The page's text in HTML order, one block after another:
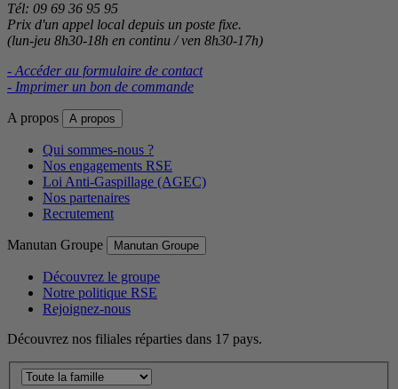
Tél: 09 69 36 95 95
Prix d'un appel local depuis un poste fixe.
(lun-jeu 8h30-18h en continu / ven 8h30-17h)
- Accéder au formulaire de contact
- Imprimer un bon de commande
A propos A propos
Qui sommes-nous ?
Nos engagements RSE
Loi Anti-Gaspillage (AGEC)
Nos partenaires
Recrutement
Manutan Groupe Manutan Groupe
Découvrez le groupe
Notre politique RSE
Rejoignez-nous
Découvrez nos filiales réparties dans 17 pays.